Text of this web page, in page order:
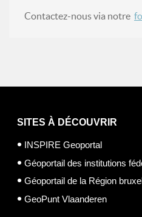
Contactez-nous via notre
SITES À DÉCOUVRIR
INSPIRE Geoportal
Géoportail des institutions
Géoportail de la Région
GeoPunt Vlaanderen